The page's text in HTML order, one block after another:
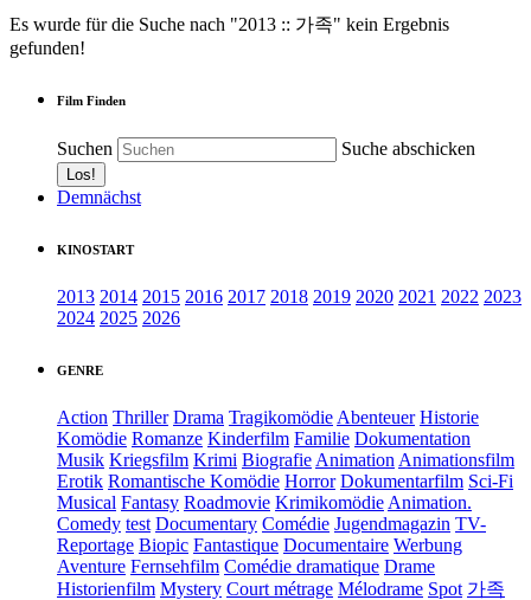
Es wurde für die Suche nach "2013 :: 가족" kein Ergebnis
gefunden!
Film Finden
Suchen Suche abschicken
Demnächst
KINOSTART
2013 2014 2015 2016 2017 2018 2019 2020 2021 2022 2023
2024 2025 2026
GENRE
Action Thriller Drama Tragikomödie Abenteuer Historie
Komödie Romanze Kinderfilm Familie Dokumentation
Musik Kriegsfilm Krimi Biografie Animation Animationsfilm
Erotik Romantische Komödie Horror Dokumentarfilm Sci-Fi
Musical Fantasy Roadmovie Krimikomödie Animation.
Comedy test Documentary Comédie Jugendmagazin TV-
Reportage Biopic Fantastique Documentaire Werbung
Aventure Fernsehfilm Comédie dramatique Drame
Historienfilm Mystery Court métrage Mélodrame Spot 가족